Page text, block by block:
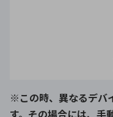
※この時、異なるデバ